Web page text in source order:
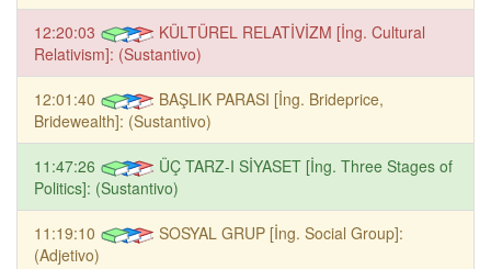
12:20:03
KÜLTÜREL RELATİVİZM [İng. Cultural
Relativism]: (Sustantivo)
12:01:40
BAŞLIK PARASI [İng. Brideprice,
Bridewealth]: (Sustantivo)
11:47:26
ÜÇ TARZ-I SİYASET [İng. Three Stages of
Politics]: (Sustantivo)
11:19:10
SOSYAL GRUP [İng. Social Group]:
(Adjetivo)